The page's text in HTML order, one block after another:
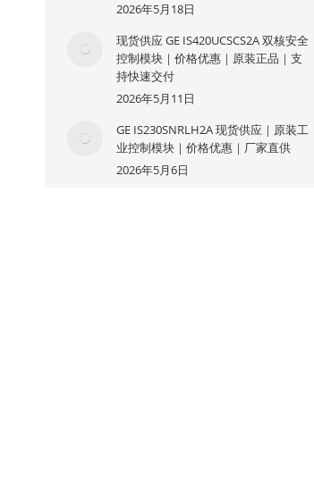
2026年5月18日
现货供应 GE IS420UCSCS2A 双核安全
控制模块｜价格优惠｜原装正品｜支
持快速交付
2026年5月11日
GE IS230SNRLH2A 现货供应｜原装工
业控制模块｜价格优惠｜厂家直供
2026年5月6日